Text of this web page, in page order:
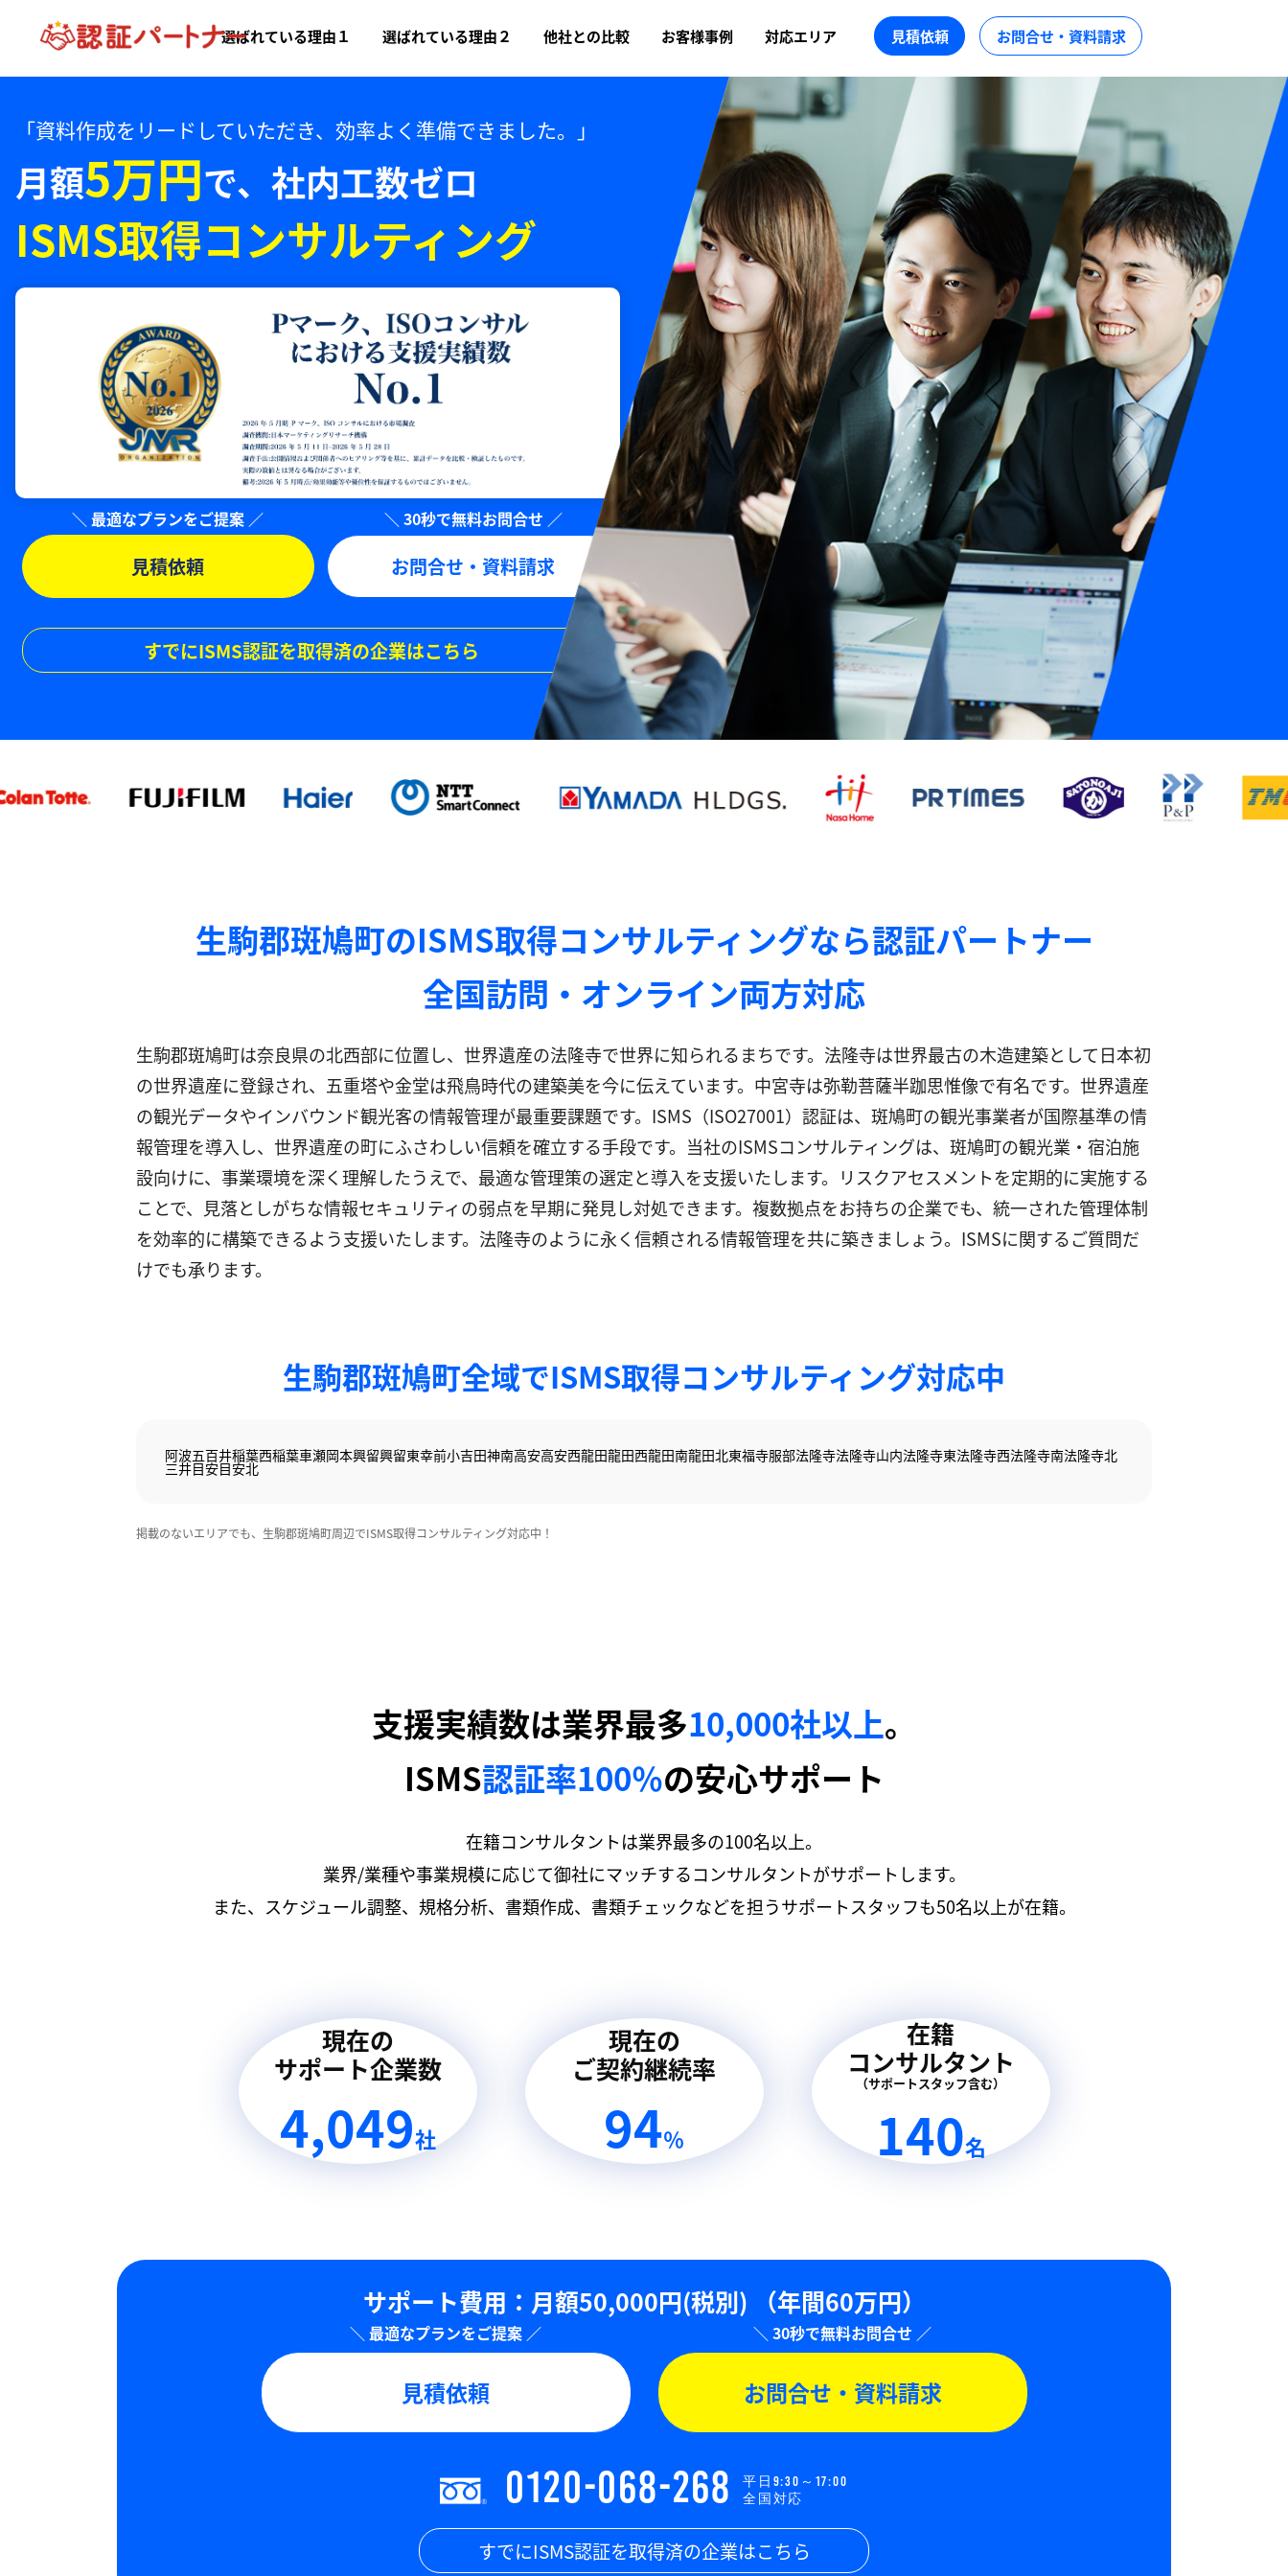
選ばれている理由１ 選ばれている理由２ 他社との比較 お客様事例 対応エリア 見積依頼 お問合せ・資料請求
「資料作成をリードしていただき、効率よく準備できました。」
月額5万円で、社内工数ゼロ
ISMS取得コンサルティング
見積依頼 お問合せ・資料請求
すでにISMS認証を取得済の企業はこちら
生駒郡斑鳩町のISMS取得コンサルティングなら認証パートナー
全国訪問・オンライン両方対応
生駒郡斑鳩町は奈良県の北西部に位置し、世界遺産の法隆寺で世界に知られるまちです。法隆寺は世界最古の木造建築として日本初
の世界遺産に登録され、五重塔や金堂は飛鳥時代の建築美を今に伝えています。中宮寺は弥勒菩薩半跏思惟像で有名です。世界遺産
の観光データやインバウンド観光客の情報管理が最重要課題です。ISMS（ISO27001）認証は、斑鳩町の観光事業者が国際基準の情
報管理を導入し、世界遺産の町にふさわしい信頼を確立する手段です。当社のISMSコンサルティングは、斑鳩町の観光業・宿泊施
設向けに、事業環境を深く理解したうえで、最適な管理策の選定と導入を支援いたします。リスクアセスメントを定期的に実施する
ことで、見落としがちな情報セキュリティの弱点を早期に発見し対処できます。複数拠点をお持ちの企業でも、統一された管理体制
を効率的に構築できるよう支援いたします。法隆寺のように永く信頼される情報管理を共に築きましょう。ISMSに関するご質問だ
けでも承ります。
生駒郡斑鳩町全域でISMS取得コンサルティング対応中
阿波五百井稲葉西稲葉車瀬岡本興留興留東幸前小吉田神南高安高安西龍田龍田西龍田南龍田北東福寺服部法隆寺法隆寺山内法隆寺東法隆寺西法隆寺南法隆寺北
三井目安目安北
掲載のないエリアでも、生駒郡斑鳩町周辺でISMS取得コンサルティング対応中！
支援実績数は業界最多10,000社以上。
ISMS認証率100％の安心サポート
在籍コンサルタントは業界最多の100名以上。
業界/業種や事業規模に応じて御社にマッチするコンサルタントがサポートします。
また、スケジュール調整、規格分析、書類作成、書類チェックなどを担うサポートスタッフも50名以上が在籍。
現在の
サポート企業数
4,049社
現在の
ご契約継続率
94％
在籍
コンサルタント
（サポートスタッフ含む）
140名
サポート費用：⽉額50,000円(税別) （年間60万円）
見積依頼 お問合せ・資料請求
0120-068-268
平日9:30～17:00
全国対応
すでにISMS認証を取得済の企業はこちら